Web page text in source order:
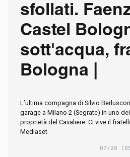
sfollati.
Castel
sott'acqua,
Bologna |
L’ultima compagna di Silvio
garage a Milano 2 (Segrate) in uno
proprietà del Cavaliere. Ci vive il
Mediaset
07:20